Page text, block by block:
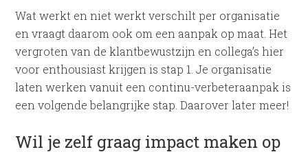
Wat werkt en niet werkt verschilt per organisatie
en vraagt daarom ook om een aanpak op maat. Het
vergroten van de klantbewustzijn en collega’s hier
voor enthousiast krijgen is stap 1. Je organisatie
laten werken vanuit een continu-verbeteraanpak is
een volgende belangrijke stap. Daarover later meer!
Wil je zelf graag impact maken op